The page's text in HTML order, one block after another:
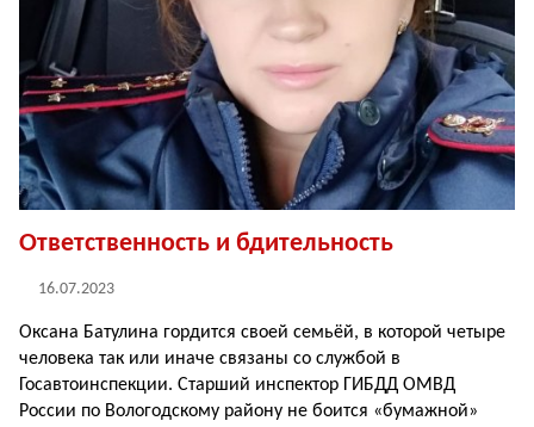
Ответственность и бдительность
16.07.2023
Оксана Батулина гордится своей семьёй, в которой четыре
человека так или иначе связаны со службой в
Госавтоинспекции. Старший инспектор ГИБДД ОМВД
России по Вологодскому району не боится «бумажной»